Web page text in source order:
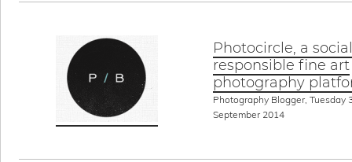
Photocircle, a
responsible fine art
photography
Photography Blogger, Tuesday
September 2014